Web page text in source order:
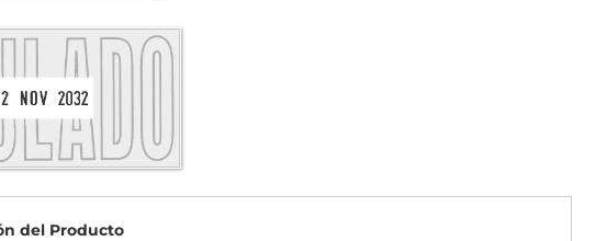
del Producto